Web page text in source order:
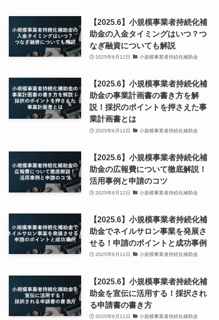
【2025.6】小規模事業者持続化補
助金の入金タイミングはいつ？つ
なぎ融資についても解説
2025年6月12日 小規模事業者持続化補助金
【2025.6】小規模事業者持続化補
助金の事業計画書の書き方を解
説！採択のポイントを押さえた事
業計画書とは
2025年6月12日 小規模事業者持続化補助金
【2025.6】小規模事業者持続化補
助金の広報費について徹底解説！
活用事例と申請のコツ
2025年6月12日 小規模事業者持続化補助金
【2025.6】小規模事業者持続化補
助金でネイルサロン事業を発展さ
せる！申請のポイントと成功事例
2025年6月11日 小規模事業者持続化補助金
【2025.6】小規模事業者持続化補
助金を宣伝に活用する！採択され
る申請書の書き方
2025年6月11日 小規模事業者持続化補助金